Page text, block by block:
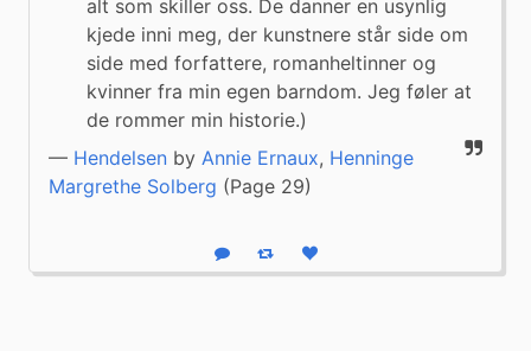
alt som skiller oss. De danner en usynlig
kjede inni meg, der kunstnere står side om
side med forfattere, romanheltinner og
kvinner fra min egen barndom. Jeg føler at
de rommer min historie.)
— Hendelsen by Annie Ernaux, Henninge
Margrethe Solberg (Page 29)
Reply Boost statusLike status